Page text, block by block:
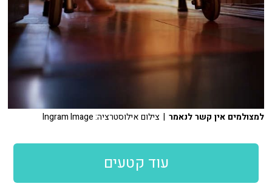
למצולמים אין קשר לנאמר | צילום אילוסטרציה: Ingram Image
עוד קטעים